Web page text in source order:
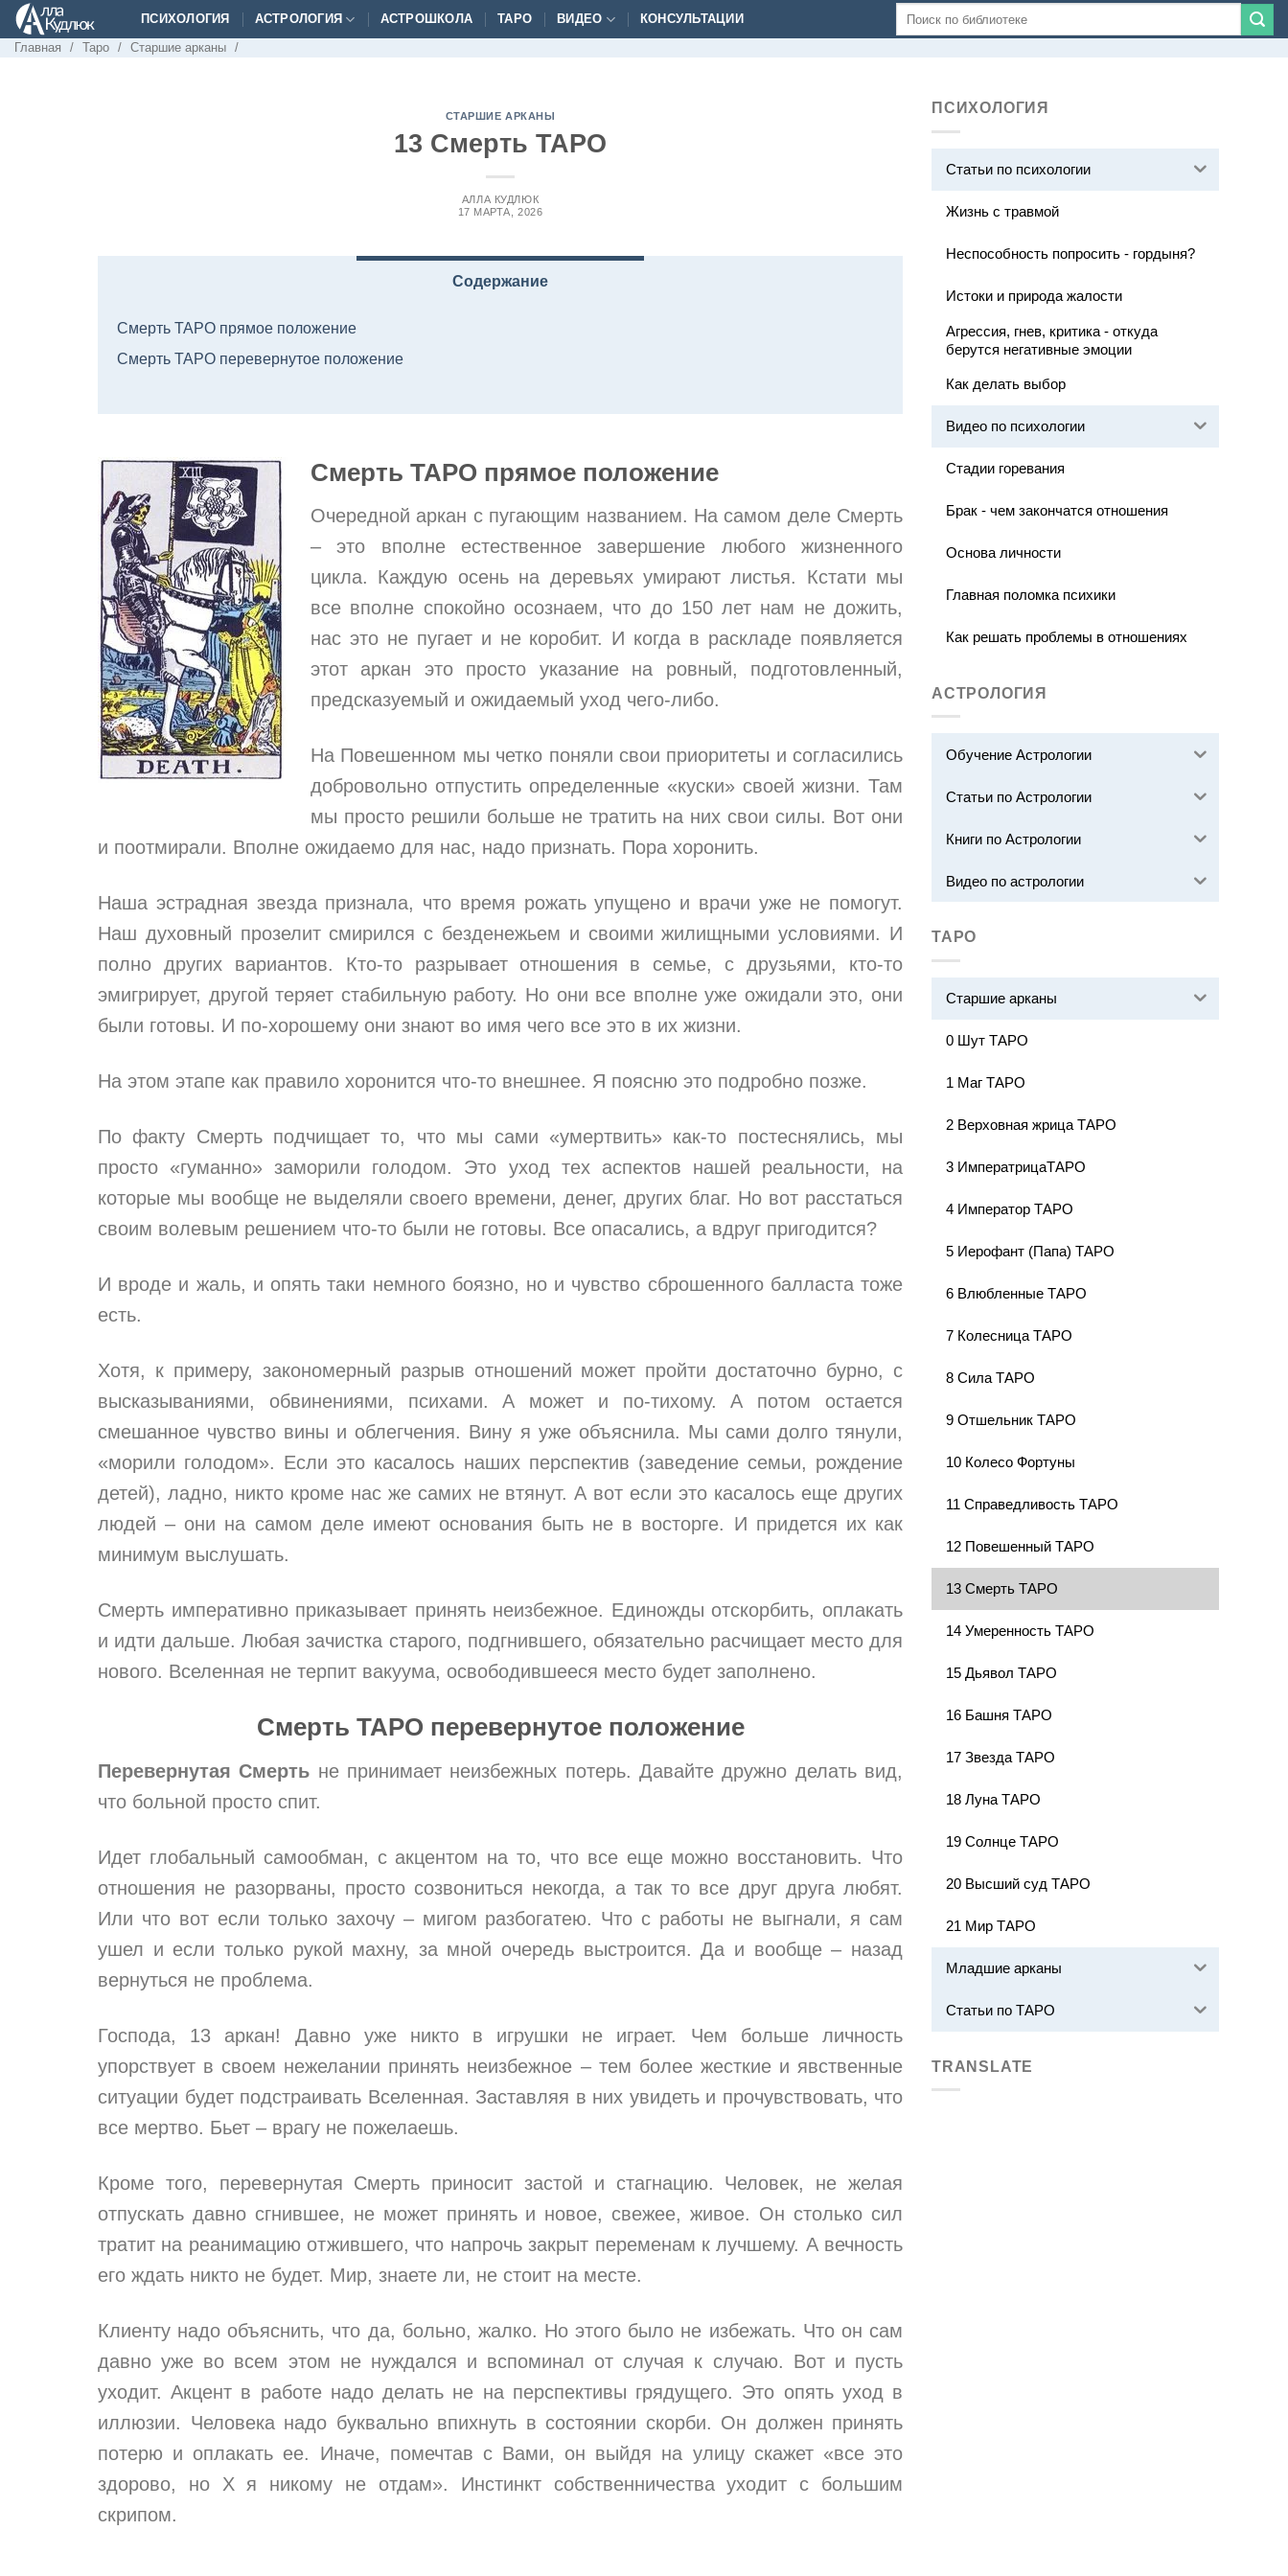
Skip
to
ПСИХОЛОГИЯ АСТРОЛОГИЯ АСТРОШКОЛА ТАРО ВИДЕО
КОНСУЛЬТАЦИИ
Главная
/ Таро / Старшие арканы /
СТАРШИЕ АРКАНЫ
13 Смерть ТАРО
АЛЛА КУДЛЮК
17 МАРТА, 2026
Содержание
Смерть ТАРО прямое положение
Смерть ТАРО перевернутое положение
Смерть ТАРО прямое положение
Очередной аркан с пугающим названием. На самом деле Смерть
– это вполне естественное завершение любого жизненного
цикла. Каждую осень на деревьях умирают листья. Кстати мы
все вполне спокойно осознаем, что до 150 лет нам не дожить,
нас это не пугает и не коробит. И когда в раскладе появляется
этот аркан это просто указание на ровный, подготовленный,
предсказуемый и ожидаемый уход чего-либо.
На Повешенном мы четко поняли свои приоритеты и согласились
добровольно отпустить определенные «куски» своей жизни. Там
мы просто решили больше не тратить на них свои силы. Вот они
и поотмирали. Вполне ожидаемо для нас, надо признать. Пора хоронить.
Наша эстрадная звезда признала, что время рожать упущено и врачи уже не помогут.
Наш духовный прозелит смирился с безденежьем и своими жилищными условиями. И
полно других вариантов. Кто-то разрывает отношения в семье, с друзьями, кто-то
эмигрирует, другой теряет стабильную работу. Но они все вполне уже ожидали это, они
были готовы. И по-хорошему они знают во имя чего все это в их жизни.
На этом этапе как правило хоронится что-то внешнее. Я поясню это подробно позже.
По факту Смерть подчищает то, что мы сами «умертвить» как-то постеснялись, мы
просто «гуманно» заморили голодом. Это уход тех аспектов нашей реальности, на
которые мы вообще не выделяли своего времени, денег, других благ. Но вот расстаться
своим волевым решением что-то были не готовы. Все опасались, а вдруг пригодится?
И вроде и жаль, и опять таки немного боязно, но и чувство сброшенного балласта тоже
есть.
Хотя, к примеру, закономерный разрыв отношений может пройти достаточно бурно, с
высказываниями, обвинениями, психами. А может и по-тихому. А потом остается
смешанное чувство вины и облегчения. Вину я уже объяснила. Мы сами долго тянули,
«морили голодом». Если это касалось наших перспектив (заведение семьи, рождение
детей), ладно, никто кроме нас же самих не втянут. А вот если это касалось еще других
людей – они на самом деле имеют основания быть не в восторге. И придется их как
минимум выслушать.
Смерть императивно приказывает принять неизбежное. Единожды отскорбить, оплакать
и идти дальше. Любая зачистка старого, подгнившего, обязательно расчищает место для
нового. Вселенная не терпит вакуума, освободившееся место будет заполнено.
Смерть ТАРО перевернутое положение
Перевернутая Смерть не принимает неизбежных потерь. Давайте дружно делать вид,
что больной просто спит.
Идет глобальный самообман, с акцентом на то, что все еще можно восстановить. Что
отношения не разорваны, просто созвониться некогда, а так то все друг друга любят.
Или что вот если только захочу – мигом разбогатею. Что с работы не выгнали, я сам
ушел и если только рукой махну, за мной очередь выстроится. Да и вообще – назад
вернуться не проблема.
Господа, 13 аркан! Давно уже никто в игрушки не играет. Чем больше личность
упорствует в своем нежелании принять неизбежное – тем более жесткие и явственные
ситуации будет подстраивать Вселенная. Заставляя в них увидеть и прочувствовать, что
все мертво. Бьет – врагу не пожелаешь.
Кроме того, перевернутая Смерть приносит застой и стагнацию. Человек, не желая
отпускать давно сгнившее, не может принять и новое, свежее, живое. Он столько сил
тратит на реанимацию отжившего, что напрочь закрыт переменам к лучшему. А вечность
его ждать никто не будет. Мир, знаете ли, не стоит на месте.
Клиенту надо объяснить, что да, больно, жалко. Но этого было не избежать. Что он сам
давно уже во всем этом не нуждался и вспоминал от случая к случаю. Вот и пусть
уходит. Акцент в работе надо делать не на перспективы грядущего. Это опять уход в
иллюзии. Человека надо буквально впихнуть в состоянии скорби. Он должен принять
потерю и оплакать ее. Иначе, помечтав с Вами, он выйдя на улицу скажет «все это
здорово, но Х я никому не отдам». Инстинкт собственничества уходит с большим
скрипом.
ПСИХОЛОГИЯ
Статьи по психологии
Жизнь с травмой
Неспособность попросить - гордыня?
Истоки и природа жалости
Агрессия, гнев, критика - откуда
берутся негативные эмоции
Как делать выбор
Видео по психологии
Стадии горевания
Брак - чем закончатся отношения
Основа личности
Главная поломка психики
Как решать проблемы в отношениях
АСТРОЛОГИЯ
Обучение Астрологии
Статьи по Астрологии
Книги по Астрологии
Видео по астрологии
ТАРО
Старшие арканы
0 Шут ТАРО
1 Маг ТАРО
2 Верховная жрица ТАРО
3 ИмператрицаТАРО
4 Император ТАРО
5 Иерофант (Папа) ТАРО
6 Влюбленные ТАРО
7 Колесница ТАРО
8 Сила ТАРО
9 Отшельник ТАРО
10 Колесо Фортуны
11 Справедливость ТАРО
12 Повешенный ТАРО
13 Смерть ТАРО
14 Умеренность ТАРО
15 Дьявол ТАРО
16 Башня ТАРО
17 Звезда ТАРО
18 Луна ТАРО
19 Солнце ТАРО
20 Высший суд ТАРО
21 Мир ТАРО
Младшие арканы
Статьи по ТАРО
TRANSLATE